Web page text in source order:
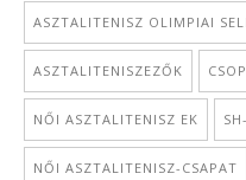
ASZTALITENISZ OLIMPIAI
ASZTALITENISZEZŐK
NŐI ASZTALITENISZ EK
NŐI ASZTALITENISZ-CSAPAT